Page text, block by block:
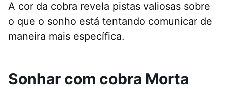
A cor da cobra revela pistas valiosas sobre
o que o sonho está tentando comunicar de
maneira mais específica.
Sonhar com cobra Morta